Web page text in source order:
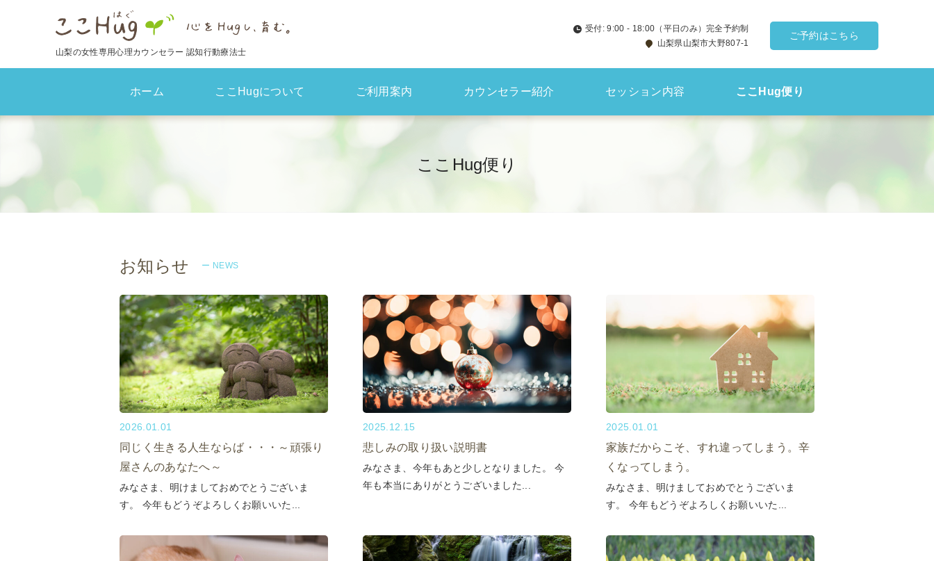
山梨の女性専用心理カウンセラー 認知行動療法士
受付: 9:00 - 18:00（平日のみ）完全予約制
山梨県山梨市大野807-1
ご予約はこちら
ホーム ここHugについて ご利用案内 カウンセラー紹介 セッション内容 ここHug便り
ここHug便り
お知らせ ー NEWS
2026.01.01
同じく生きる人生ならば・・・～頑張り
屋さんのあなたへ～
みなさま、明けましておめでとうございま
す。 今年もどうぞよろしくお願いいた...
2025.12.15
悲しみの取り扱い説明書
みなさま、今年もあと少しとなりました。 今
年も本当にありがとうございました...
2025.01.01
家族だからこそ、すれ違ってしまう。辛
くなってしまう。
みなさま、明けましておめでとうございま
す。 今年もどうぞよろしくお願いいた...